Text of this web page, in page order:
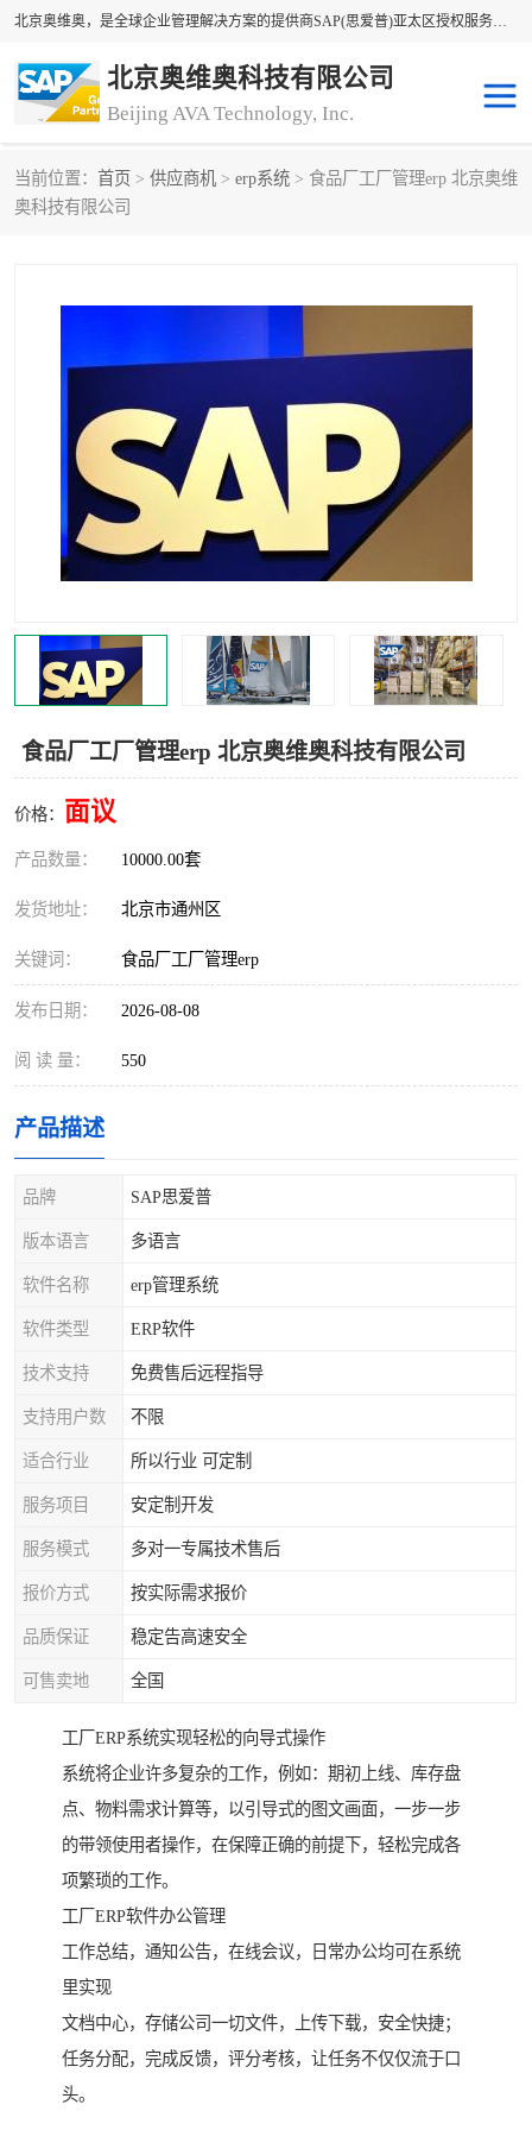
北京奥维奥，是全球企业管理解决方案的提供商SAP(思爱普)亚太区授权服务商领军者，SAP金牌服务商和代理商。企业ERP系统软件，SAP软件实施，17年来服务客户1500多家。提供SAP Business One，SAP Business ByDesign，SAP S/4HANA Cloud，SAP Analytics Cloud （分析云）等产品与解决方案。咨询专线：400-890-8880
北京奥维奥科技有限公司
Beijing AVA Technology, Inc.
当前位置： 首页 > 供应商机 > erp系统 > 食品厂工厂管理erp 北京奥维
奥科技有限公司
食品厂工厂管理erp 北京奥维奥科技有限公司
价格： 面议
产品数量： 10000.00套
发货地址： 北京市通州区
关键词： 食品厂工厂管理erp
发布日期： 2026-08-08
阅 读 量： 550
产品描述
品牌 SAP思爱普
版本语言 多语言
软件名称 erp管理系统
软件类型 ERP软件
技术支持 免费售后远程指导
支持用户数 不限
适合行业 所以行业 可定制
服务项目 安定制开发
服务模式 多对一专属技术售后
报价方式 按实际需求报价
品质保证 稳定告高速安全
可售卖地 全国
工厂ERP系统实现轻松的向导式操作
系统将企业许多复杂的工作，例如：期初上线、库存盘
点、物料需求计算等，以引导式的图文画面，一步一步
的带领使用者操作，在保障正确的前提下，轻松完成各
项繁琐的工作。
工厂ERP软件办公管理
工作总结，通知公告，在线会议，日常办公均可在系统
里实现
文档中心，存储公司一切文件，上传下载，安全快捷；
任务分配，完成反馈，评分考核，让任务不仅仅流于口
头。
sap系统
工厂ERP软件 制造业ERP系统
工厂ERP系统 皮具厂erp系统
食品厂erp系统 塑胶厂erp系统
小工厂erp系统 印染厂erp系统